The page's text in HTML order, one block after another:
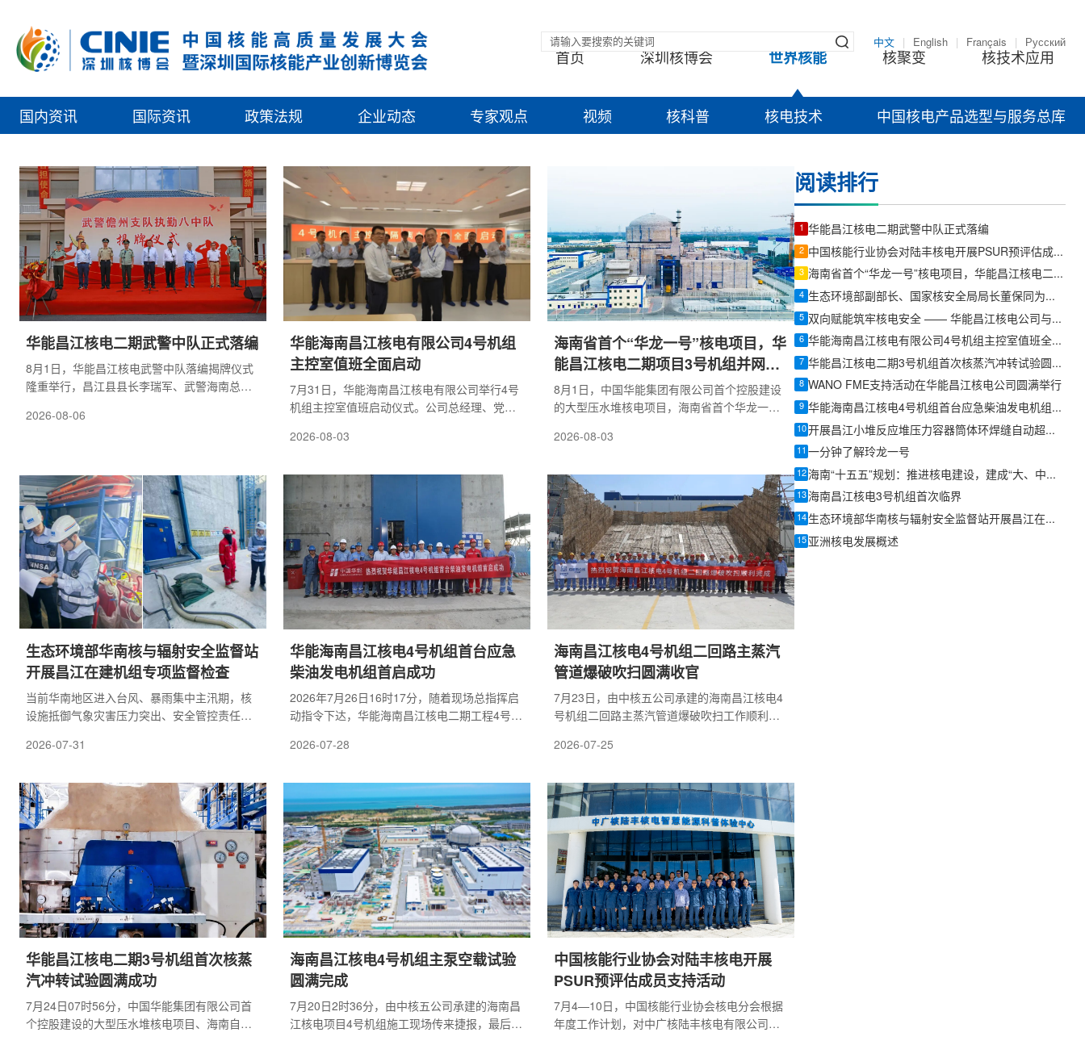
中文 English Français Русский
首页 深圳核博会 世界核能 核聚变 核技术应用
国内资讯 国际资讯 政策法规 企业动态 专家观点 视频 核科普 核电技术 中国核电产品选型与服务总库
华能昌江核电二期武警中队正式落编
8月1日，华能昌江核电武警中队落编揭牌仪式
隆重举行，昌江县县长李瑞军、武警海南总队
经理、党委副书记刘斌，副总经理、党委委员
读结束后，高见与刘斌共同为牌匾揭幕，礼炮
齐鸣，宣告守护华能昌江核电公司的武警中队
完成正式落编。刘斌发言祝贺中队正式落编，
感谢驻厂武警坚守安保一线，表示企业将深化
军企共建，健全应急联...
2026-08-06
华能海南昌江核电有限公司4号机组
主控室值班全面启动
7月31日，华能海南昌江核电有限公司举行4号
机组主控室值班启动仪式。公司总经理、党委
动，标志着4号机组运行调试工作迈入全新阶
经理、党委委员李乃思、王海波，相关部门负
责人及参建单位负责人出席活动。帅月智为当
班值颁发4号机组工作印章。当班值长李明军作
表态发言，表示运行部将始终秉承三色文化，
牢记万无一失的核安全理念，保持如履薄冰的
敬畏之心，将严...
2026-08-03
海南省首个“华龙一号”核电项目，华
能昌江核电二期项目3号机组并网发
电
8月1日，中国华能集团有限公司首个控股建设
的大型压水堆核电项目，海南省首个华龙一号
发电，发出华能第一度压水堆核电，标志着该
运投产目标迈出关键一步。项目规划建设两台
120万千瓦核电机组，搭载我国自主知识产权华
龙一号三代压水堆核电技术，大力推进核电设
计自主化和设备制造国产化，采用能动和非能
动相结合的安全设计理念，可显著提高核电站
的可靠性和安全性。...
2026-08-03
生态环境部华南核与辐射安全监督站
开展昌江在建机组专项监督检查
当前华南地区进入台风、暴雨集中主汛期，核
设施抵御气象灾害压力突出、安全管控责任重
险，压紧压实营运单位安全生产主体责任，生
南监督站)提前部署谋划，以不通知方式开展昌
江在建机组防台防汛专项监督检查，全面核验
管控措施落地成效，压紧压实营运单位主体责
任，切实筑牢核设施汛期安全屏障。监督员深
入昌江核电厂3、4号机组及小堆示范工程施工
现场，重点排查核...
2026-07-31
华能海南昌江核电4号机组首台应急
柴油发电机组首启成功
2026年7月26日16时17分，随着现场总指挥启
动指令下达，华能海南昌江核电二期工程4号机
发电机组运行稳定、状态良好，各项运行参
此次首启成功，标志着4号机组首台应急柴油发
电机组首启成功，为4号机组后续冷态功能试验
(简称冷试)顺利开展筑牢核心基础，是项目建设
进程中关键突破性节点。应急柴油机组是核电
机组核心安全设备，是保障核电站安全稳定运
行的重要屏障，更是...
2026-07-28
海南昌江核电4号机组二回路主蒸汽
管道爆破吹扫圆满收官
7月23日，由中核五公司承建的海南昌江核电4
号机组二回路主蒸汽管道爆破吹扫工作顺利完
按期攻克重要施工节点，为机组后续冷热态功
江核电二期工程属于国家十四五重点能源工
程，也是海南自贸港清洁能源标杆项目。4号机
组采用我国自主三代核电华龙一号技术。二回
路主蒸汽系统是衔接蒸汽发生器与汽轮机的核
心热力通道，系统管线繁杂、配套设备精密，
安全管控标准严...
2026-07-25
华能昌江核电二期3号机组首次核蒸
汽冲转试验圆满成功
7月24日07时56分，中国华能集团有限公司首
个控股建设的大型压水堆核电项目、海南自贸
海南昌江核电4号机组主泵空载试验
圆满完成
7月20日2时36分，由中核五公司承建的海南昌
江核电项目4号机组施工现场传来捷报，最后一
中国核能行业协会对陆丰核电开展
PSUR预评估成员支持活动
7月4—10日，中国核能行业协会核电分会根据
年度工作计划，对中广核陆丰核电有限公司开
阅读排行
1 华能昌江核电二期武警中队正式落编
2 中国核能行业协会对陆丰核电开展PSUR预评估成员支持活动
3 海南省首个“华龙一号”核电项目，华能昌江核电二期项目3号机组并网发电
4 生态环境部副部长、国家核安全局局长董保同为昌江核电厂3号机组颁发运行许可证
5 双向赋能筑牢核电安全 —— 华能昌江核电公司与中国特检院签署合作框架协议
6 华能海南昌江核电有限公司4号机组主控室值班全面启动
7 华能昌江核电二期3号机组首次核蒸汽冲转试验圆满成功
8 WANO FME支持活动在华能昌江核电公司圆满举行
9 华能海南昌江核电4号机组首台应急柴油发电机组首启成功
10 开展昌江小堆反应堆压力容器筒体环焊缝自动超声能力验证工作
11 一分钟了解玲龙一号
12 海南“十五五”规划：推进核电建设，建成“大、中、小、浮”兼备的核电能源枢纽
13 海南昌江核电3号机组首次临界
14 生态环境部华南核与辐射安全监督站开展昌江在建机组专项监督检查
15 亚洲核电发展概述